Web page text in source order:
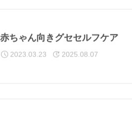
赤ちゃん向きグセセルフケア
2023.03.23 2025.08.07